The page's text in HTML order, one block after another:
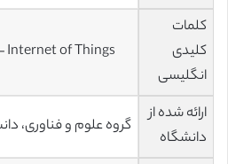
کلمات
کلیدی
انگلیسی
Internet of Things
ارائه شده از
دانشگاه
گروه علوم و فناوری،